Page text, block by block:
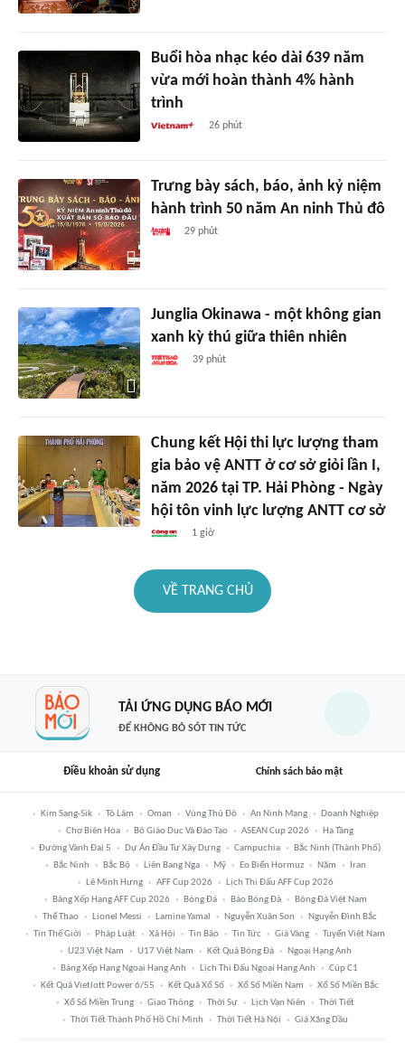
Buổi hòa nhạc kéo dài 639 năm
vừa mới hoàn thành 4% hành
trình
26 phút
Trưng bày sách, báo, ảnh kỷ niệm
hành trình 50 năm An ninh Thủ đô
29 phút
Junglia Okinawa - một không gian
xanh kỳ thú giữa thiên nhiên
39 phút
Chung kết Hội thi lực lượng tham
gia bảo vệ ANTT ở cơ sở giỏi lần I,
năm 2026 tại TP. Hải Phòng - Ngày
hội tôn vinh lực lượng ANTT cơ sở
1 giờ
VỀ TRANG CHỦ
TẢI ỨNG DỤNG BÁO MỚI
ĐỂ KHÔNG BỎ SÓT TIN TỨC
Điều khoản sử dụng Chính sách bảo mật
Kim Sang-Sik Tô Lâm Oman Vùng Thủ Đô An Ninh Mạng
Doanh Nghiệp
Chợ Biên Hòa
Bộ Giáo Dục Và Đào Tạo ASEAN Cup 2026
Hạ Tầng
Đường Vành Đai 5
Dự Án Đầu Tư Xây Dựng Campuchia
Bắc Ninh (thành Phố)
Bắc Ninh
Bắc Bộ Liên Bang Nga Mỹ Eo Biển Hormuz Năm
Iran
Lê Minh Hưng
AFF Cup 2026
Lịch Thi Đấu AFF Cup 2026
Bảng Xếp Hạng AFF Cup 2026
Bóng Đá Báo Bóng Đá
Bóng Đá Việt Nam
Thể Thao
Lionel Messi Lamine Yamal Nguyễn Xuân Son
Nguyễn Đình Bắc
Tin Thế Giới
Pháp Luật Xã Hội Tin Bão Tin Tức Giá Vàng
Tuyển Việt Nam
U23 Việt Nam
U17 Việt Nam Kết Quả Bóng Đá
Ngoại Hạng Anh
Bảng Xếp Hạng Ngoại Hạng Anh
Lịch Thi Đấu Ngoại Hạng Anh
Cúp C1
Kết Quả Vietlott Power 6/55
Kết Quả Xổ Số Xổ Số Miền Nam
Xổ Số Miền Bắc
Xổ Số Miền Trung
Giao Thông Thời Sự Lịch Vạn Niên
Thời Tiết
Thời Tiết Thành Phố Hồ Chí Minh
Thời Tiết Hà Nội Giá Xăng Dầu